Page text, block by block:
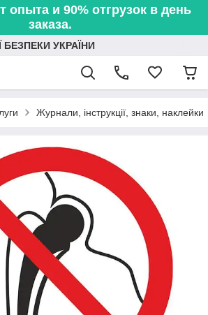
опыта и 90% отгрузок в день
заказа.
УКРАЇНИ
Журнали, інструкції, знаки, наклейки